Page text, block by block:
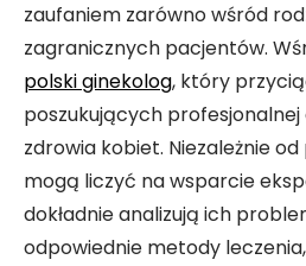
zaufaniem zarówno wśród
zagranicznych pacjentów.
polski ginekolog, który
poszukujących profesjonalnej
zdrowia kobiet. Niezależnie
mogą liczyć na wsparcie
dokładnie analizują ich
odpowiednie metody